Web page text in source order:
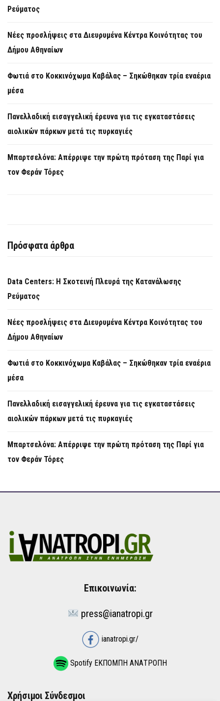
Ρεύματος
Νέες προσλήψεις στα Διευρυμένα Κέντρα Κοινότητας του
Δήμου Αθηναίων
Φωτιά στο Κοκκινόχωμα Καβάλας – Σηκώθηκαν τρία εναέρια
μέσα
Πανελλαδική εισαγγελική έρευνα για τις εγκαταστάσεις
αιολικών πάρκων μετά τις πυρκαγιές
Μπαρτσελόνα: Απέρριψε την πρώτη πρόταση της Παρί για
τον Φεράν Τόρες
Πρόσφατα άρθρα
Data Centers: Η Σκοτεινή Πλευρά της Κατανάλωσης
Ρεύματος
Νέες προσλήψεις στα Διευρυμένα Κέντρα Κοινότητας του
Δήμου Αθηναίων
Φωτιά στο Κοκκινόχωμα Καβάλας – Σηκώθηκαν τρία εναέρια
μέσα
Πανελλαδική εισαγγελική έρευνα για τις εγκαταστάσεις
αιολικών πάρκων μετά τις πυρκαγιές
Μπαρτσελόνα: Απέρριψε την πρώτη πρόταση της Παρί για
τον Φεράν Τόρες
Επικοινωνία:
press@ianatropi.gr
ianatropi.gr/
Spotify ΕΚΠΟΜΠΗ ΑΝΑΤΡΟΠΗ
Χρήσιμοι Σύνδεσμοι